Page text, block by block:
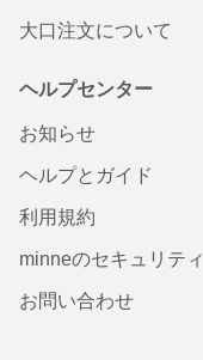
大口注文について
ヘルプセンター
お知らせ
ヘルプとガイド
利用規約
minneのセキュリティ
お問い合わせ